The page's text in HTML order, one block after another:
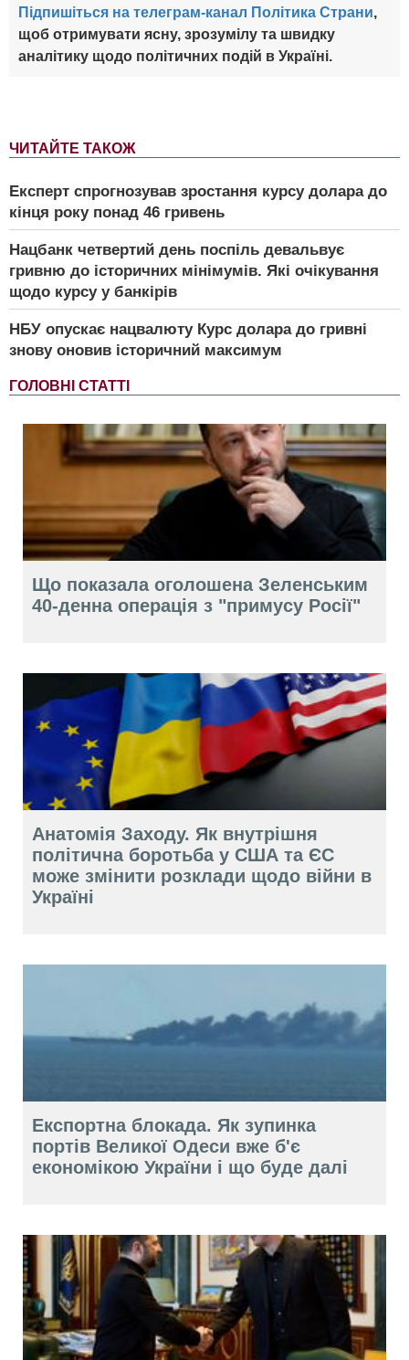
ЧИТАЙТЕ ТАКОЖ
Експерт спрогнозував зростання курсу долара до
кінця року понад 46 гривень
Нацбанк четвертий день поспіль девальвує
гривню до історичних мінімумів. Які очікування
щодо курсу у банкірів
НБУ опускає нацвалюту Курс долара до гривні
знову оновив історичний максимум
Підпишіться на телеграм-канал Політика Страни,
щоб отримувати ясну, зрозумілу та швидку
аналітику щодо політичних подій в Україні.
ГОЛОВНІ СТАТТІ
Що показала оголошена Зеленським
40-денна операція з "примусу Росії"
Анатомія Заходу. Як внутрішня
політична боротьба у США та ЄС
може змінити розклади щодо війни в
Україні
Експортна блокада. Як зупинка
портів Великої Одеси вже б'є
економікою України і що буде далі